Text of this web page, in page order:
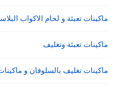
ماكينات تعبئة و لحام الاكواب
ماكينات تعبئة وتغليف
ماكينات تغليف بالسلوفان و